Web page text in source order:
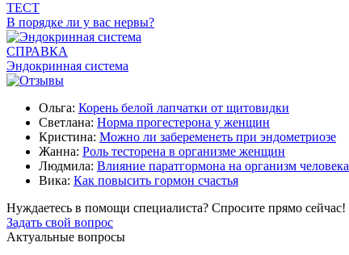
ТЕСТ
В порядке ли у вас нервы?
СПРАВКА
Эндокринная система
Ольга: Корень белой лапчатки от щитовидки
Светлана: Норма прогестерона у женщин
Кристина: Можно ли забеременеть при эндометриозе
Жанна: Роль тесторена в организме женщин
Людмила: Влияние паратгормона на организм человека
Вика: Как повысить гормон счастья
Нуждаетесь в помощи специалиста? Спросите прямо сейчас!
Задать свой вопрос
Актуальные вопросы